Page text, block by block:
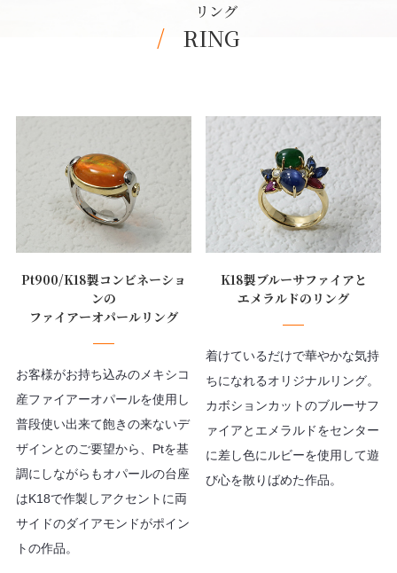
リング
RING
Pt900/K18製コンビネーショ
ンの
ファイアーオパールリング
お客様がお持ち込みのメキシコ
産ファイアーオパールを使用し
普段使い出来て飽きの来ないデ
ザインとのご要望から、Ptを基
調にしながらもオパールの台座
はK18で作製しアクセントに両
サイドのダイアモンドがポイン
トの作品。
K18製ブルーサファイアと
エメラルドのリング
着けているだけで華やかな気持
ちになれるオリジナルリング。
カボションカットのブルーサフ
ァイアとエメラルドをセンター
に差し色にルビーを使用して遊
び心を散りばめた作品。